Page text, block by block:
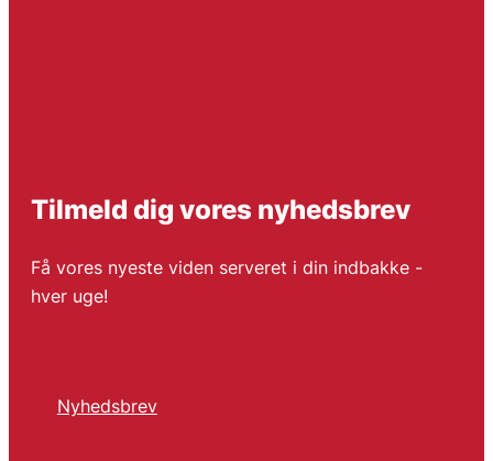
Tilmeld dig vores nyhedsbrev
Få vores nyeste viden serveret i din indbakke -
hver uge!
Nyhedsbrev